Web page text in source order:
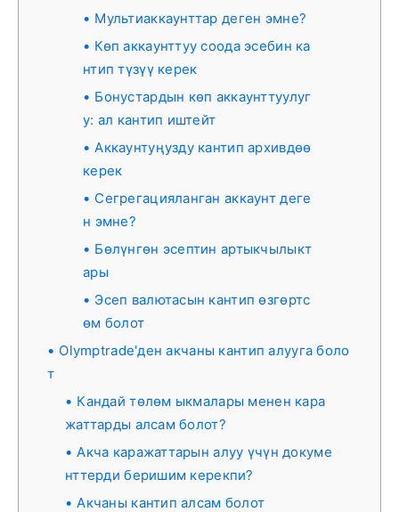
Мультиаккаунттар деген эмне?
Көп аккаунттуу соода эсебин ка
нтип түзүү керек
Бонустардын көп аккаунттуулуг
у: ал кантип иштейт
Аккаунтуңузду кантип архивдөө
керек
Сегрегацияланган аккаунт деге
н эмне?
Бөлүнгөн эсептин артыкчылыкт
ары
Эсеп валютасын кантип өзгөртс
өм болот
Olymptrade'ден акчаны кантип алууга боло
т
Кандай төлөм ыкмалары менен кара
жаттарды алсам болот?
Акча каражаттарын алуу үчүн докуме
нттерди беришим керекпи?
Акчаны кантип алсам болот